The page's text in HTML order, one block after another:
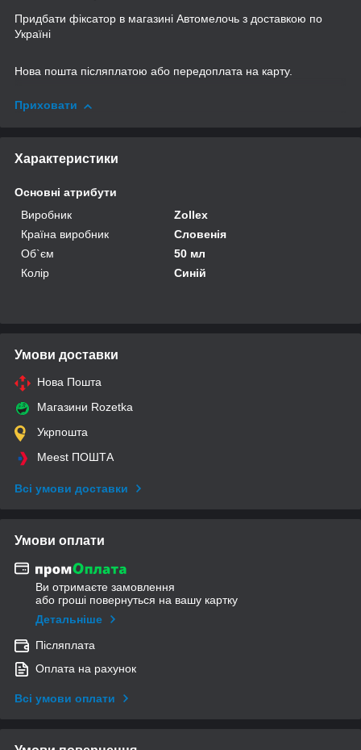
Придбати фіксатор в магазині Автомелочь з доставкою по
Україні
Нова пошта післяплатою або передоплата на карту.
Приховати
Характеристики
Основні атрибути
Виробник
Zollex
Країна виробник
Словенія
Об`єм
50 мл
Колір
Синій
Умови доставки
Нова Пошта
Магазини Rozetka
Укрпошта
Meest ПОШТА
Всі умови доставки
Умови оплати
Ви отримаєте замовлення
або гроші повернуться на вашу картку
Детальніше
Післяплата
Оплата на рахунок
Всі умови оплати